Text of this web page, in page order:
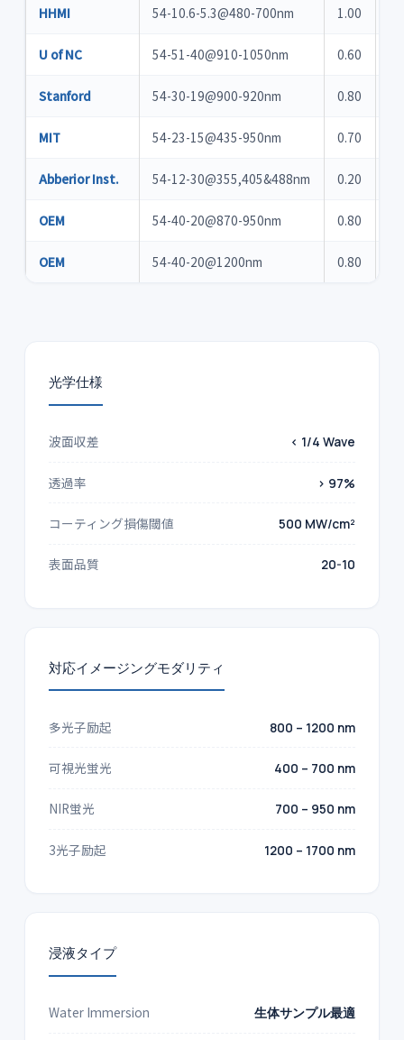
HHMI 54-10.6-5.3@480-700nm 1.00
U of NC 54-51-40@910-1050nm 0.60
Stanford 54-30-19@900-920nm 0.80
MIT 54-23-15@435-950nm 0.70
Abberior Inst. 54-12-30@355,405&488nm 0.20
OEM 54-40-20@870-950nm 0.80
OEM 54-40-20@1200nm 0.80
光学仕様
波面収差 < 1/4 Wave
透過率 > 97%
コーティング損傷閾値 500 MW/cm²
表面品質 20-10
対応イメージングモダリティ
多光子励起 800 – 1200 nm
可視光蛍光 400 – 700 nm
NIR蛍光 700 – 950 nm
3光子励起 1200 – 1700 nm
浸液タイプ
Water Immersion 生体サンプル最適